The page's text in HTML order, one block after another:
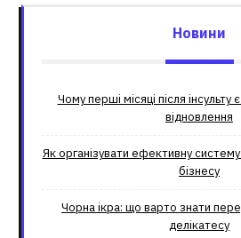
Новини
Чому перші місяці після
відновлення
Як організувати ефективну
бізнесу
Чорна ікра: що варто знати
делікатесу